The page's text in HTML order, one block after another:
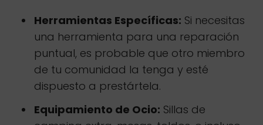
Herramientas Específicas: Si necesitas
una herramienta para una reparación
puntual, es probable que otro miembro
de tu comunidad la tenga y esté
dispuesto a prestártela.
Equipamiento de Ocio: Sillas de